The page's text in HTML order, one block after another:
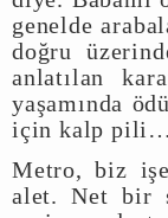
genelde
doğru
anlatılan
yaşamında
için kalp pili…
Metro, biz
alet. Net bir